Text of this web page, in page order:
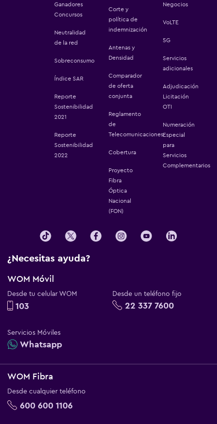
Ganadores
Concursos
Neutralidad
de la red
Sobreconsumo
Índice SAR
Reporte
Sostenibilidad
2021
Reporte
Sostenibilidad
2022
Corte y
política de
indemnización
Antenas y
Densidad
Comparador
de oferta
conjunta
Reglamento
de
Telecomunicaciones
Cobertura
Proyecto
Fibra
Óptica
Nacional
(FON)
Negocios
VoLTE
5G
Servicios
adicionales
Adjudicación
Licitación
OTI
Numeración
Especial
para
Servicios
Complementarios
¿Necesitas ayuda?
WOM Móvil
Desde tu celular WOM
103
Desde un teléfono fijo
22 337 7600
Servicios Móviles
Whatsapp
WOM Fibra
Desde cualquier teléfono
600 600 1106